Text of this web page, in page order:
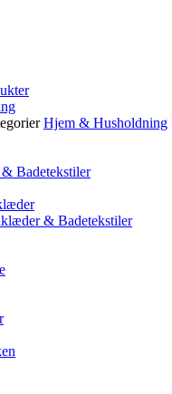
Hjem & Husholdning
Badetekstiler
& Badetekstiler